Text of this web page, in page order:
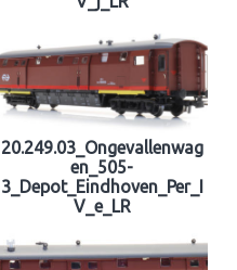
20.249.03_Ongevallenwag
en_505-
3_Depot_Eindhoven_Per_I
V_e_LR